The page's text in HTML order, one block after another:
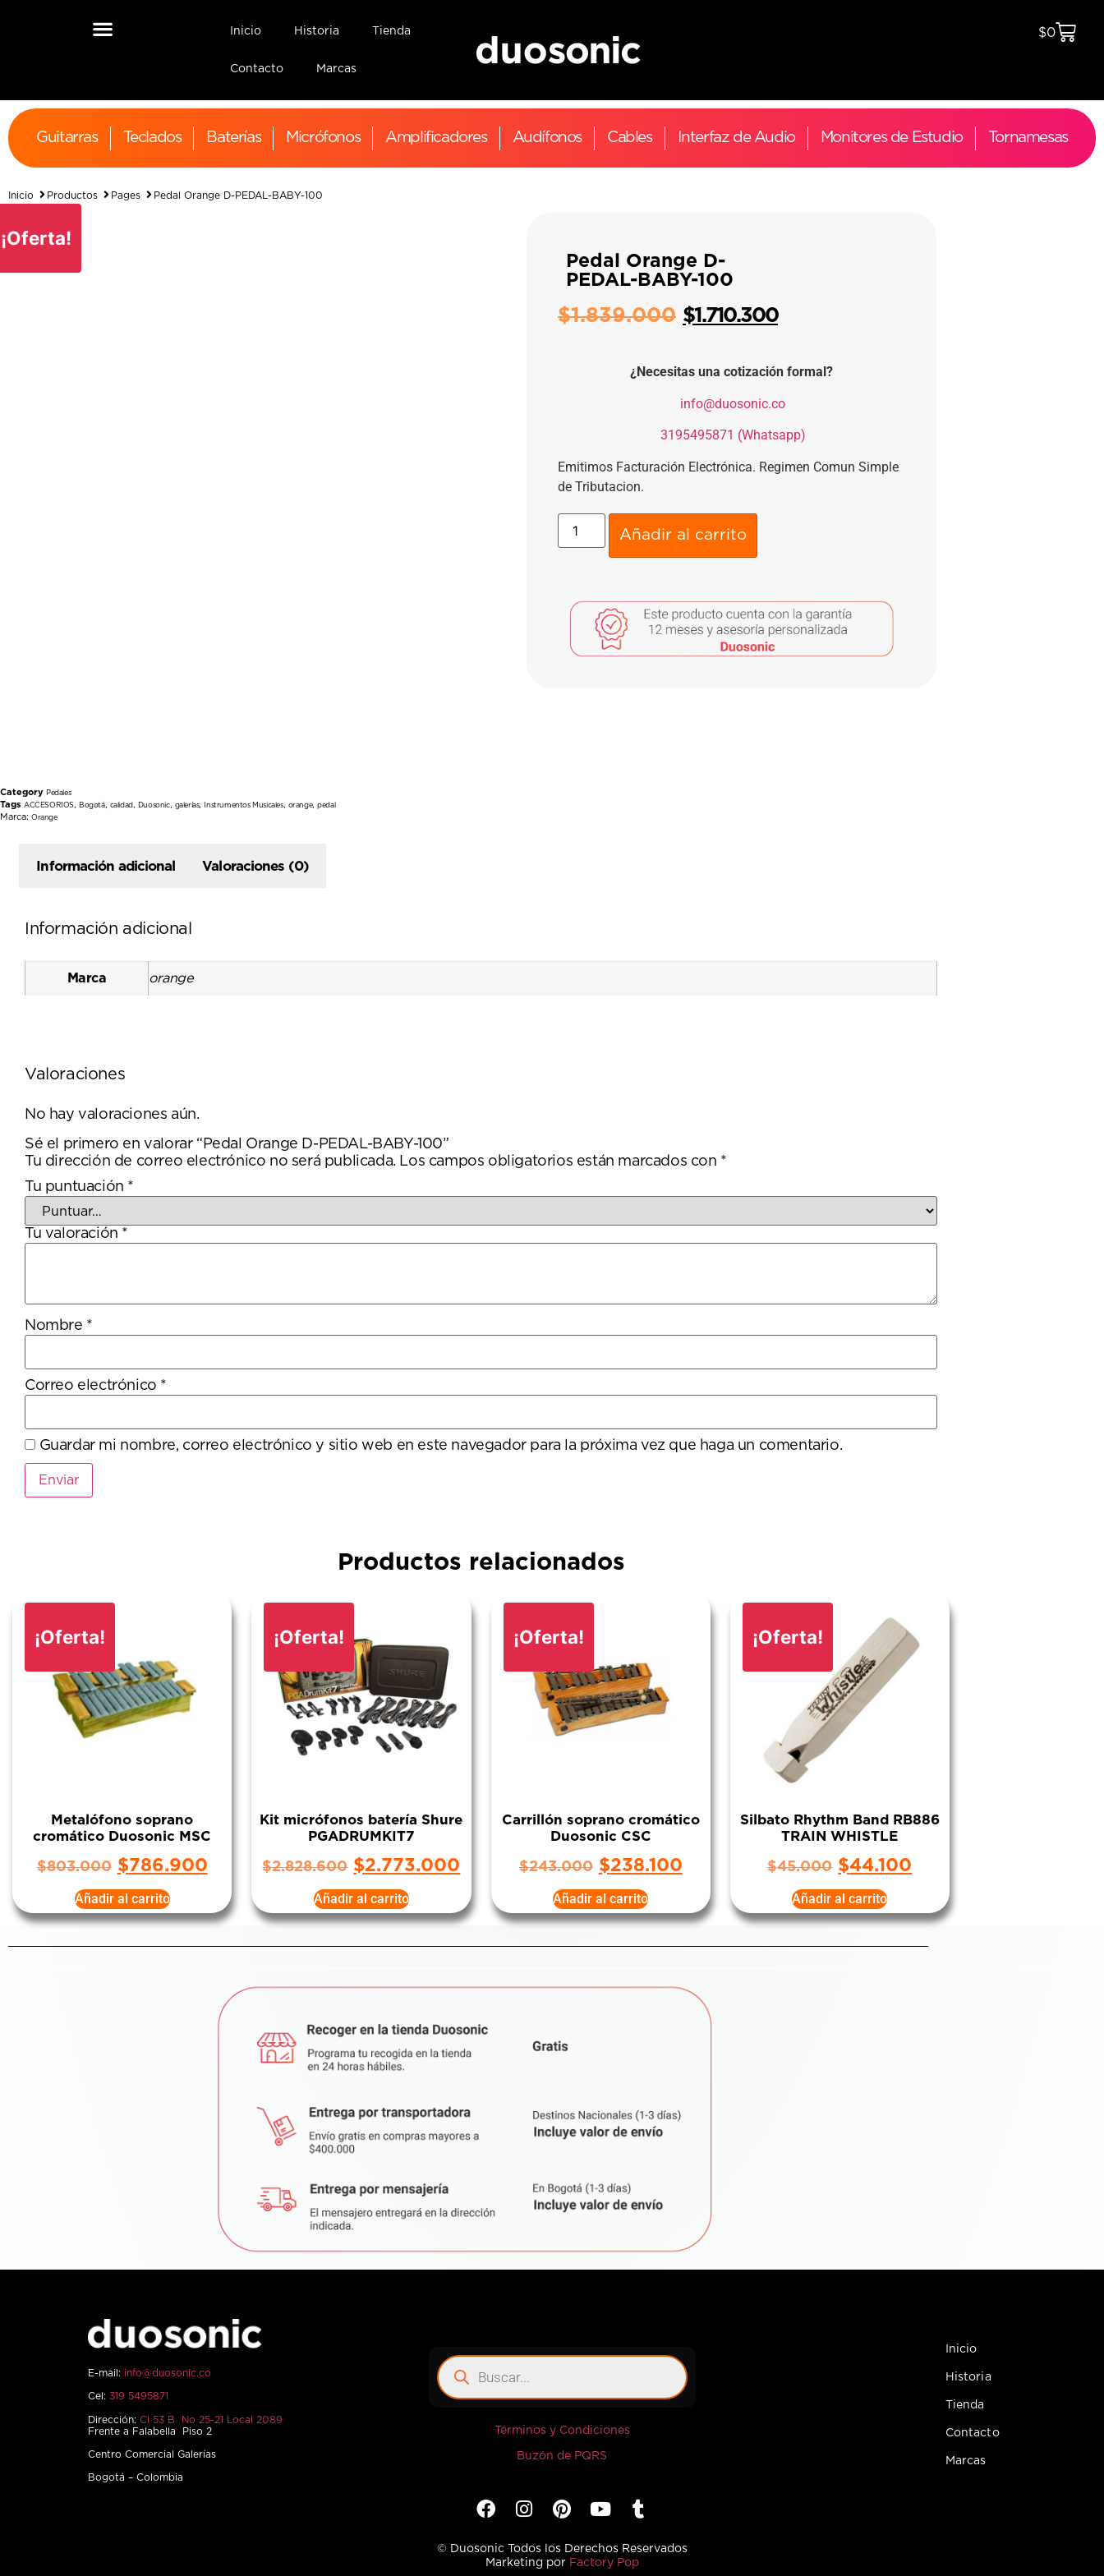
Inicio Historia Tienda
Contacto Marcas
$0
Guitarras Teclados Baterías Micrófonos Amplificadores Audífonos Cables Interfaz de Audio Monitores de Estudio Tornamesas
Inicio Productos Pages Pedal Orange D-PEDAL-BABY-100
¡Oferta!
Category Pedales
Tags ACCESORIOS, Bogotá, calidad, Duosonic, galerías, Instrumentos Musicales, orange,pedal
Marca: Orange
Pedal Orange D-
PEDAL-BABY-100
$1.839.000 $1.710.300
¿Necesitas una cotización formal?
info@duosonic.co
3195495871 (Whatsapp)
Emitimos Facturación Electrónica. Regimen Comun Simple
de Tributacion.
Añadir al carrito
Información adicional Valoraciones (0)
Información adicional
Marca orange
Valoraciones
No hay valoraciones aún.
Sé el primero en valorar “Pedal Orange D-PEDAL-BABY-100”
Tu dirección de correo electrónico no será publicada. Los campos obligatorios están marcados con *
Tu puntuación *
Tu valoración *
Nombre *
Correo electrónico *
Guardar mi nombre, correo electrónico y sitio web en este navegador para la próxima vez que haga un comentario.
Productos relacionados
¡Oferta!
Metalófono soprano
cromático Duosonic MSC
$803.000 $786.900
Añadir al carrito
¡Oferta!
Kit micrófonos batería Shure
PGADRUMKIT7
$2.828.600 $2.773.000
Añadir al carrito
¡Oferta!
Carrillón soprano cromático
Duosonic CSC
$243.000 $238.100
Añadir al carrito
¡Oferta!
Silbato Rhythm Band RB886
TRAIN WHISTLE
$45.000 $44.100
Añadir al carrito
E-mail: info@duosonic.co
Cel: 319 5495871
Dirección: Cl 53 B No 25-21 Local 2089
Frente a Falabella Piso 2
Centro Comercial Galerías
Bogotá – Colombia
Términos y Condiciones
Buzón de PQRS
© Duosonic Todos los Derechos Reservados
Marketing por Factory Pop
Inicio
Historia
Tienda
Contacto
Marcas